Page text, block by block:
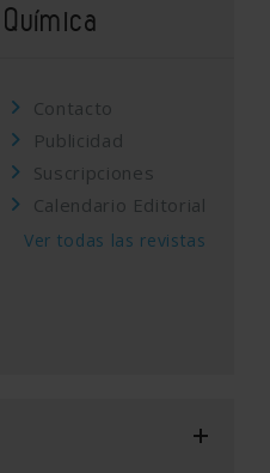
Contacto
Publicidad
Suscripciones
Calendario Editorial
Ver todas las revistas